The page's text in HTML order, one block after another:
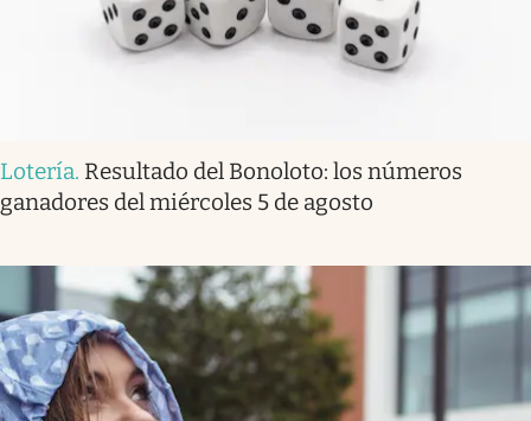
Lotería. Resultado del Bonoloto: los números
ganadores del miércoles 5 de agosto